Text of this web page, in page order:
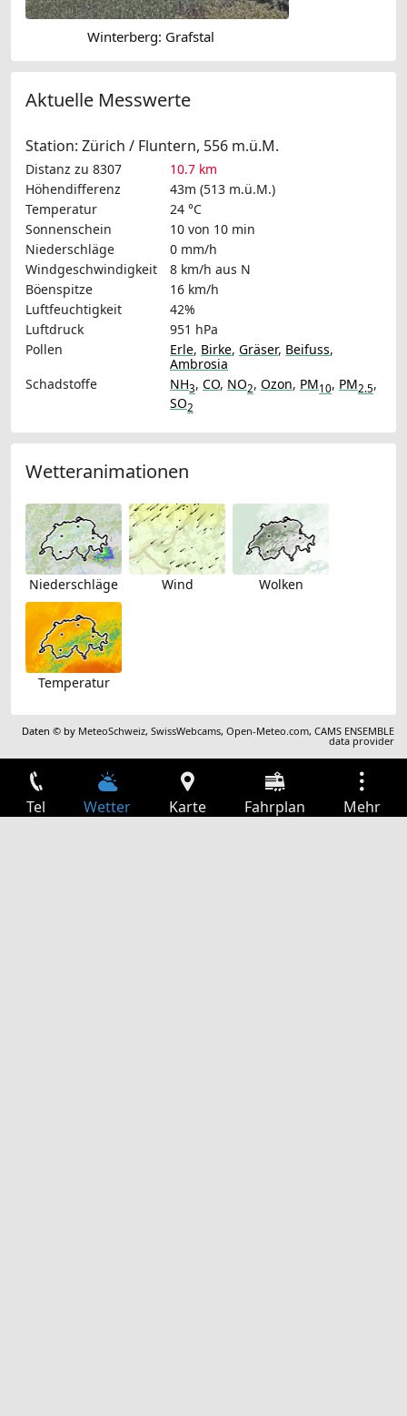
Winterberg: Grafstal
Aktuelle Messwerte
Station: Zürich / Fluntern, 556 m.ü.M.
Distanz zu 8307
10.7 km
Höhendifferenz
43m (513 m.ü.M.)
Temperatur
24 °C
Sonnenschein
10 von 10 min
Niederschläge
0 mm/h
Windgeschwindigkeit
8 km/h aus N
Böenspitze
16 km/h
Luftfeuchtigkeit
42%
Luftdruck
951 hPa
Pollen
Erle, Birke, Gräser, Beifuss,
Ambrosia
Schadstoffe
NH3, CO, NO2, Ozon, PM10, PM2.5,
SO2
Wetteranimationen
Niederschläge Wind Wolken
Temperatur
Daten © by MeteoSchweiz,SwissWebcams,Open-Meteo.com,CAMS ENSEMBLE
data provider
Tel Wetter Karte Fahrplan Mehr